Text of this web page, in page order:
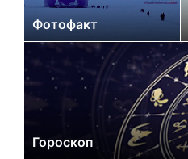
Фотофакт
Гороскоп